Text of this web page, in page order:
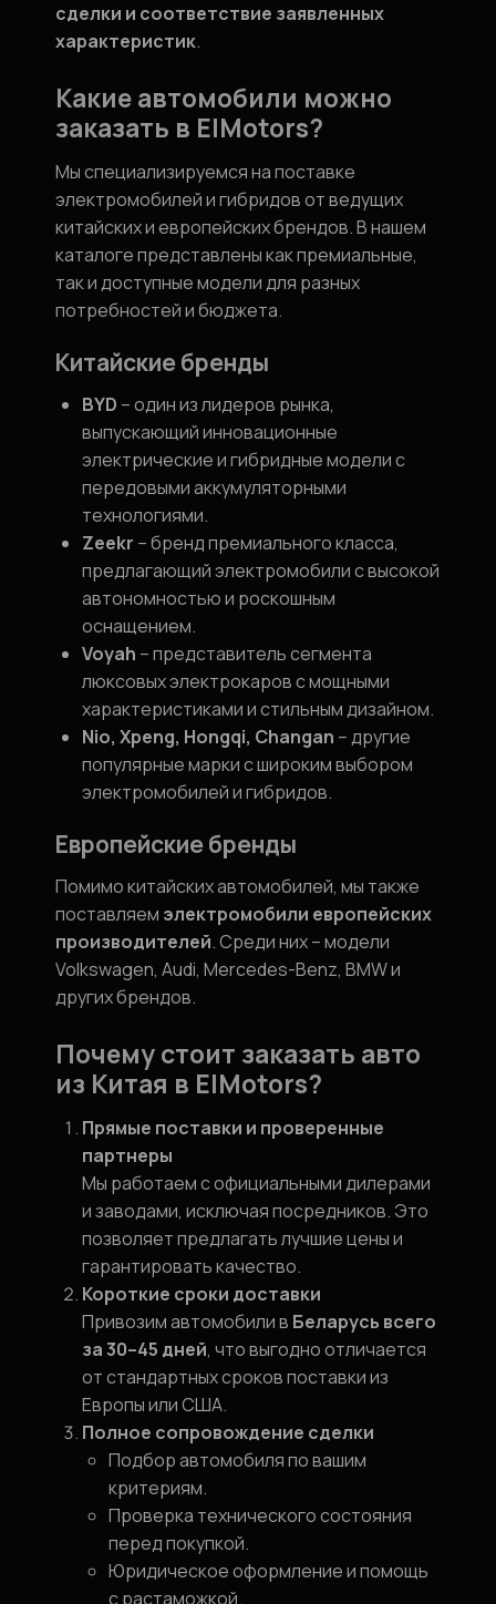
сделки и соответствие заявленных
характеристик.
Какие автомобили можно
заказать в ElMotors?
Мы специализируемся на поставке
электромобилей и гибридов от ведущих
китайских и европейских брендов. В нашем
каталоге представлены как премиальные,
так и доступные модели для разных
потребностей и бюджета.
Китайские бренды
BYD – один из лидеров рынка,
выпускающий инновационные
электрические и гибридные модели с
передовыми аккумуляторными
технологиями.
Zeekr – бренд премиального класса,
предлагающий электромобили с высокой
автономностью и роскошным
оснащением.
Voyah – представитель сегмента
люксовых электрокаров с мощными
характеристиками и стильным дизайном.
Nio, Xpeng, Hongqi, Changan – другие
популярные марки с широким выбором
электромобилей и гибридов.
Европейские бренды
Помимо китайских автомобилей, мы также
поставляем электромобили европейских
производителей. Среди них – модели
Volkswagen, Audi, Mercedes-Benz, BMW и
других брендов.
Почему стоит заказать авто
из Китая в ElMotors?
Прямые поставки и проверенные
партнеры
Мы работаем с официальными дилерами
и заводами, исключая посредников. Это
позволяет предлагать лучшие цены и
гарантировать качество.
Короткие сроки доставки
Привозим автомобили в Беларусь всего
за 30–45 дней, что выгодно отличается
от стандартных сроков поставки из
Европы или США.
Полное сопровождение сделки
Подбор автомобиля по вашим
критериям.
Проверка технического состояния
перед покупкой.
Юридическое оформление и помощь
с растаможкой.